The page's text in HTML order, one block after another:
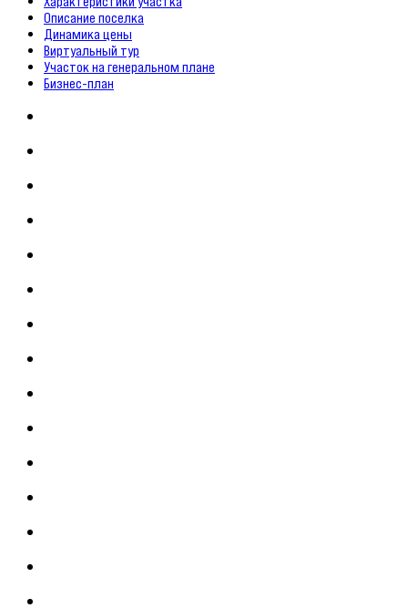
Описание поселка
Динамика цены
Виртуальный тур
Участок на генеральном плане
Бизнес-план